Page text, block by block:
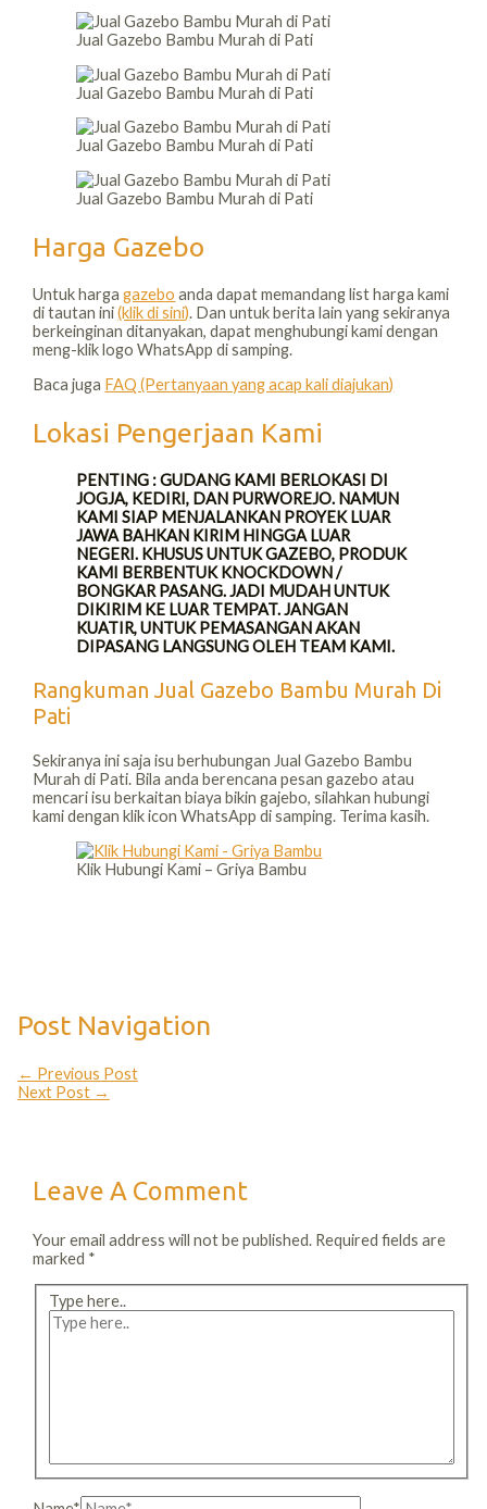
Jual Gazebo Bambu Murah di Pati
Jual Gazebo Bambu Murah di Pati
Jual Gazebo Bambu Murah di Pati
Jual Gazebo Bambu Murah di Pati
Harga Gazebo
Untuk hargagazebo anda dapat memandang list harga kami
di tautan ini(klik di sini). Dan untuk berita lain yang sekiranya
berkeinginan ditanyakan, dapat menghubungi kami dengan
meng-klik logo WhatsApp di samping.
Baca juga FAQ (Pertanyaan yang acap kali diajukan)
Lokasi Pengerjaan Kami
PENTING : GUDANG KAMI BERLOKASI DI
JOGJA, KEDIRI, DAN PURWOREJO. NAMUN
KAMI SIAP MENJALANKAN PROYEK LUAR
JAWA BAHKAN KIRIM HINGGA LUAR
NEGERI. KHUSUS UNTUK GAZEBO, PRODUK
KAMI BERBENTUK KNOCKDOWN /
BONGKAR PASANG. JADI MUDAH UNTUK
DIKIRIM KE LUAR TEMPAT. JANGAN
KUATIR, UNTUK PEMASANGAN AKAN
DIPASANG LANGSUNG OLEH TEAM KAMI.
Rangkuman Jual Gazebo Bambu Murah Di
Pati
Sekiranya ini saja isu berhubungan Jual Gazebo Bambu
Murah di Pati. Bila anda berencana pesan gazebo atau
mencari isu berkaitan biaya bikin gajebo, silahkan hubungi
kami dengan klik icon WhatsApp di samping. Terima kasih.
Klik Hubungi Kami – Griya Bambu
Post Navigation
← Previous Post
Next Post →
Leave A Comment
Your email address will not be published. Required fields are
marked *
Type here..